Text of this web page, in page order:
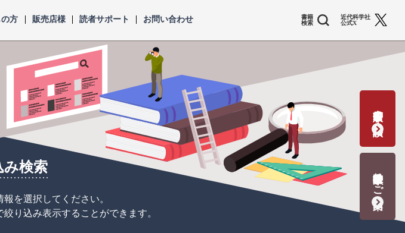
書籍
検索
方 販売店様 読者サポート お問い合わせ
近代科学社
公式X
み検索
を選択してください。
絞り込み表示することができます。
書籍出版の応募・相談
教科書献本のご案内